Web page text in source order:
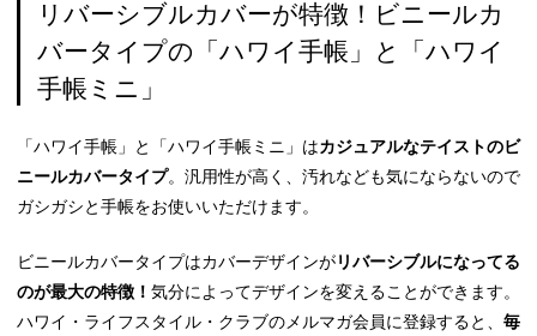
リバーシブルカバーが特徴！ビニールカ
バータイプの「ハワイ手帳」と「ハワイ
手帳ミニ」
「ハワイ手帳」と「ハワイ手帳ミニ」はカジュアルなテイストのビ
ニールカバータイプ。汎用性が高く、汚れなども気にならないので
ガシガシと手帳をお使いいただけます。
ビニールカバータイプはカバーデザインがリバーシブルになってる
のが最大の特徴！ 気分によってデザインを変えることができます。
ハワイ・ライフスタイル・クラブのメルマガ会員に登録すると、 毎